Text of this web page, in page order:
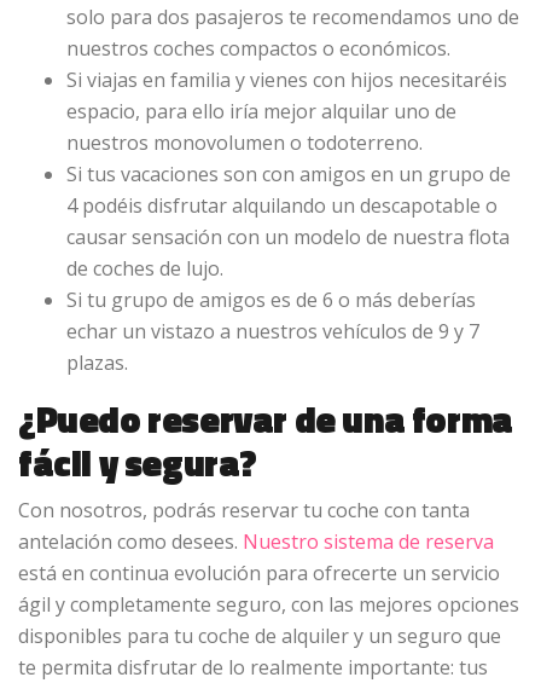
solo para dos pasajeros te recomendamos uno de
nuestros coches compactos o económicos.
Si viajas en familia y vienes con hijos necesitaréis
espacio, para ello iría mejor alquilar uno de
nuestros monovolumen o todoterreno.
Si tus vacaciones son con amigos en un grupo de
4 podéis disfrutar alquilando un descapotable o
causar sensación con un modelo de nuestra flota
de coches de lujo.
Si tu grupo de amigos es de 6 o más deberías
echar un vistazo a nuestros vehículos de 9 y 7
plazas.
¿Puedo reservar de una forma
fácil y segura?
Con nosotros, podrás reservar tu coche con tanta
antelación como desees. Nuestro sistema de reserva
está en continua evolución para ofrecerte un servicio
ágil y completamente seguro, con las mejores opciones
disponibles para tu coche de alquiler y un seguro que
te permita disfrutar de lo realmente importante: tus